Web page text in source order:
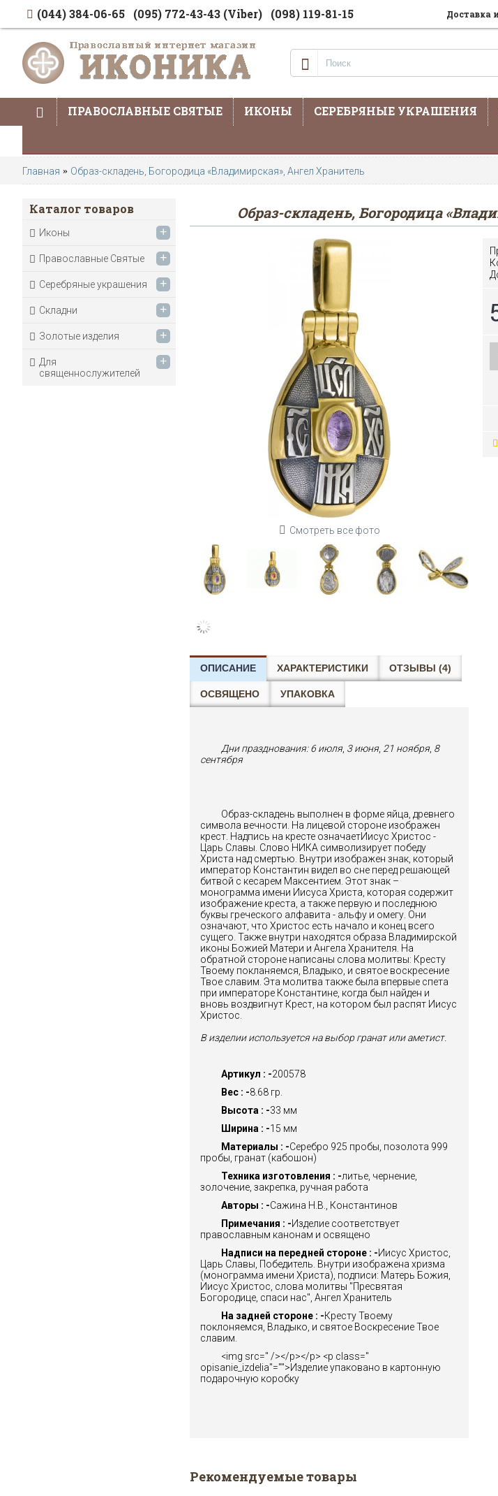
(044) 384-06-65 (095) 772-43-43 (Viber) (098) 119-81-15 Доставка
ПРАВОСЛАВНЫЕ СВЯТЫЕ ИКОНЫ СЕРЕБРЯНЫЕ УКРАШЕНИЯ
Главная Образ-складень, Богородица «Владимирская», Ангел Хранитель
Каталог товаров
Иконы +
Православные Святые +
Серебряные украшения +
Складни +
Золотые изделия +
Для
священнослужителей
+
Образ-складень, Богородица
Смотреть все фото
ОПИСАНИЕ ХАРАКТЕРИСТИКИ ОТЗЫВЫ (4)
ОСВЯЩЕНО УПАКОВКА
Дни празднования:6 июля, 3 июня, 21 ноября, 8
сентября
Образ-складень выполнен в форме яйца, древнего
символа вечности. На лицевой стороне изображен
крест. Надпись на кресте означаетИисус Христос -
Царь Славы. Слово НИКА символизирует победу
Христа над смертью. Внутри изображен знак, который
император Константин видел во сне перед решающей
битвой с кесарем Максентием. Этот знак –
монограмма имени Иисуса Христа, которая содержит
изображение креста, а также первую и последнюю
буквы греческого алфавита - альфу и омегу. Они
означают, что Христос есть начало и конец всего
сущего. Также внутри находятся образа Владимирской
иконы Божией Матери и Ангела Хранителя. На
обратной стороне написаны слова молитвы: Кресту
Твоему покланяемся, Владыко, и святое воскресение
Твое славим. Эта молитва также была впервые спета
при императоре Константине, когда был найден и
вновь воздвигнут Крест, на котором был распят Иисус
Христос.
В изделии используется на выбор гранат или аметист.
Артикул : -200578
Вес : -8.68 гр.
Высота : -33 мм
Ширина : -15 мм
Материалы : -Серебро 925 пробы, позолота 999
пробы, гранат (кабошон)
Техника изготовления : -литье, чернение,
золочение, закрепка, ручная работа
Авторы : -Сажина Н.В., Константинов
Примечания : -Изделие соответствует
православным канонам и освящено
Надписи на передней стороне : -Иисус Христос,
Царь Славы, Победитель. Внутри изображена хризма
(монограмма имени Христа), подписи: Матерь Божия,
Иисус Христос, слова молитвы "Пресвятая
Богородице, спаси нас", Ангел Хранитель
На задней стороне : -Кресту Твоему
поклоняемся, Владыко, и святое Воскресение Твое
славим.
<img src=" /></p></p> <p class="
opisanie_izdelia"="">Изделие упаковано в картонную
подарочную коробку
Рекомендуемые товары